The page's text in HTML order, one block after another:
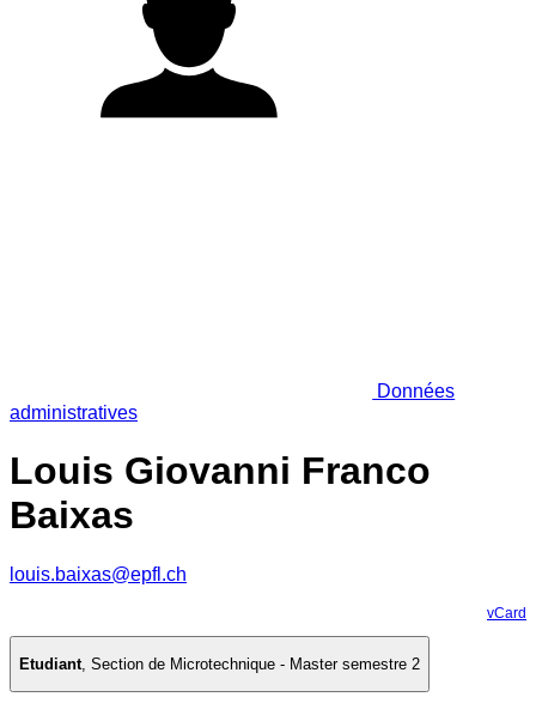
Données
administratives
Louis Giovanni Franco
Baixas
louis.baixas@epfl.ch
vCard
Etudiant, Section de Microtechnique - Master semestre 2